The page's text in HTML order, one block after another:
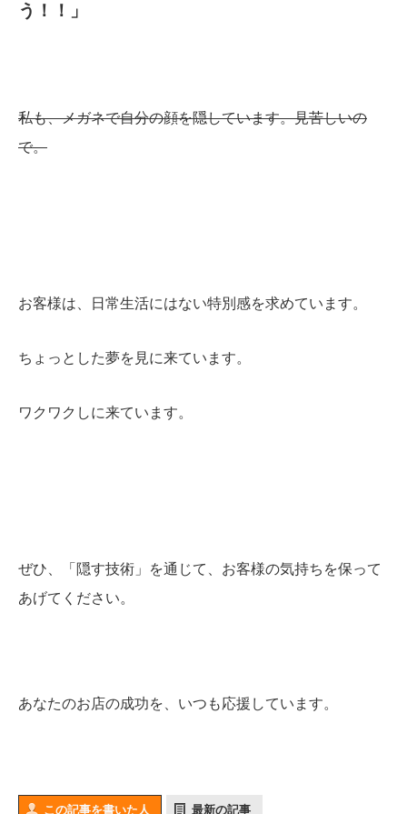
う！！」
私も、メガネで自分の顔を隠しています。見苦しいの
で。
お客様は、日常生活にはない特別感を求めています。
ちょっとした夢を見に来ています。
ワクワクしに来ています。
ぜひ、「隠す技術」を通じて、お客様の気持ちを保って
あげてください。
あなたのお店の成功を、いつも応援しています。
この記事を書いた人 最新の記事